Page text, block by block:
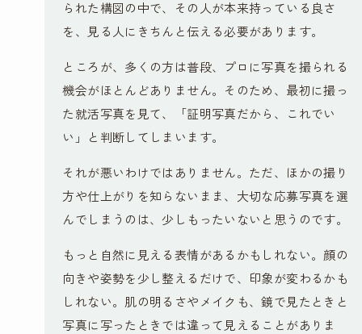
られた構図の中で、その人が本来持っている良さ
を、見る人にきちんと伝える必要があります。
ところが、多くの方は普段、プロに写真を撮られる
機会がほとんどありません。そのため、最初に撮っ
た就活写真を見て、「証明写真だから、これでい
い」と判断してしまいます。
それが悪いわけではありません。ただ、ほかの撮り
方や仕上がりを知らないまま、大切な応募写真を選
んでしまうのは、少しもったいないと思うのです。
もっと自然に見える表情があるかもしれない。顔の
向きや姿勢を少し整えるだけで、印象が変わるかも
しれない。肌の明るさやメイクも、鏡で見たときと
写真に写ったときでは違って見えることがありま